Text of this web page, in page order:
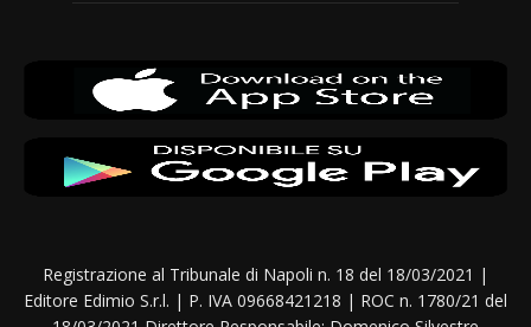
Registrazione al Tribunale di Napoli n. 18 del 18/03/2021 |
Editore Edimio S.r.l. | P. IVA 09668421218 | ROC n. 1780/21 del